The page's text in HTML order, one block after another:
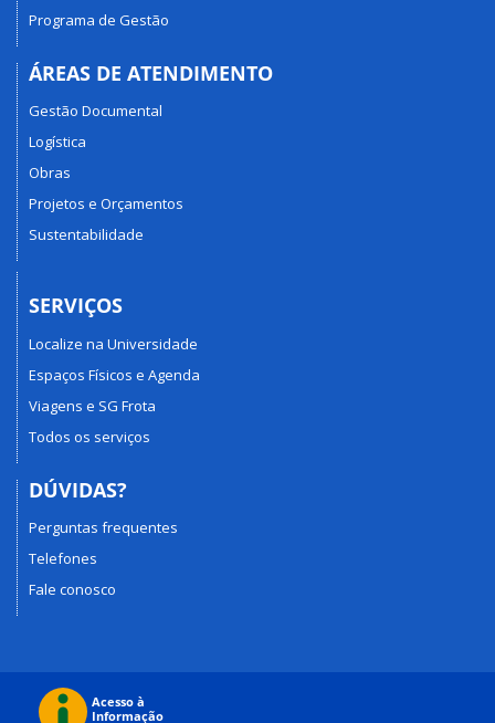
Programa de Gestão
ÁREAS DE ATENDIMENTO
Gestão Documental
Logística
Obras
Projetos e Orçamentos
Sustentabilidade
SERVIÇOS
Localize na Universidade
Espaços Físicos e Agenda
Viagens e SG Frota
Todos os serviços
DÚVIDAS?
Perguntas frequentes
Telefones
Fale conosco